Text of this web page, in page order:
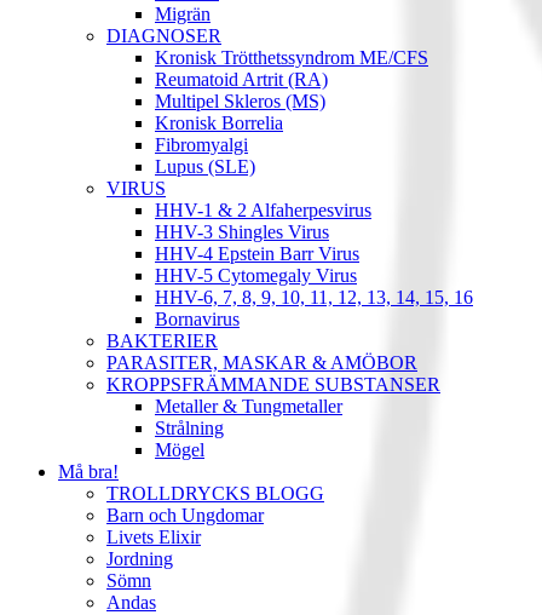
Migrän
DIAGNOSER
Kronisk Trötthetssyndrom ME/CFS
Reumatoid Artrit (RA)
Multipel Skleros (MS)
Kronisk Borrelia
Fibromyalgi
Lupus (SLE)
VIRUS
HHV-1 & 2 Alfaherpesvirus
HHV-3 Shingles Virus
HHV-4 Epstein Barr Virus
HHV-5 Cytomegaly Virus
HHV-6, 7, 8, 9, 10, 11, 12, 13, 14, 15, 16
Bornavirus
BAKTERIER
PARASITER, MASKAR & AMÖBOR
KROPPSFRÄMMANDE SUBSTANSER
Metaller & Tungmetaller
Strålning
Mögel
Må bra!
TROLLDRYCKS BLOGG
Barn och Ungdomar
Livets Elixir
Jordning
Sömn
Andas